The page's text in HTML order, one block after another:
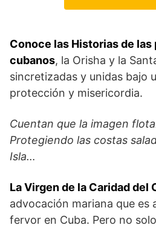
Conoce las Historias de
cubanos, la Orisha y la
sincretizadas y unidas bajo
protección y misericordia.
Cuentan que la imagen
Protegiendo las costas
Isla…
La Virgen de la Caridad del
advocación mariana que es
fervor en Cuba. Pero no